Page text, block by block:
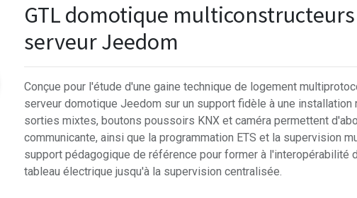
GTL domotique
serveur Jeedom
Conçue pour l'étude d'une gaine technique de logement
serveur domotique Jeedom sur un support fidèle à une
sorties mixtes, boutons poussoirs KNX et caméra permettent
communicante, ainsi que la programmation ETS et la supervision
support pédagogique de référence pour former à l'interopérabilité
tableau électrique jusqu'à la supervision centralisée.